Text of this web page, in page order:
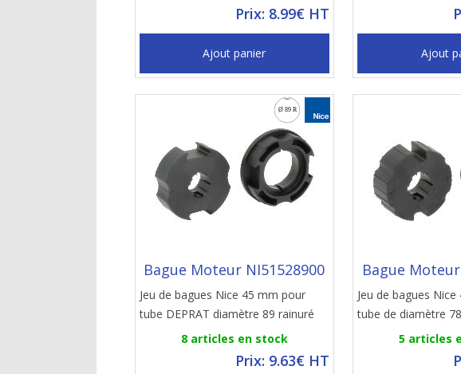
Prix: 8.99€ HT
Ajout panier Ajout
Bague Moteur NI51528900
Jeu de bagues Nice 45 mm pour
tube DEPRAT diamètre 89 rainuré
8 articles en stock
Prix: 9.63€ HT
Bague
Jeu de bagues
tube de diamètre
5 articles